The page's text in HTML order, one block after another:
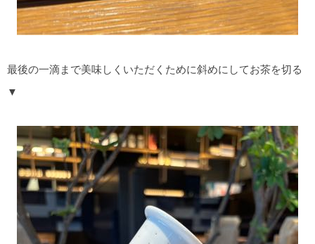
最後の一滴まで美味しくいただくために斜めにしてお茶を切る
▼